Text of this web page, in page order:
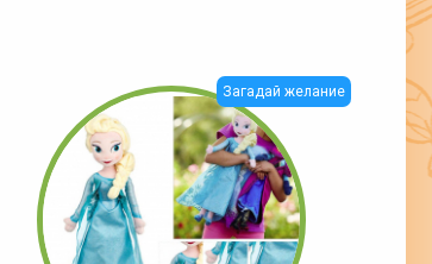
Загадай желание